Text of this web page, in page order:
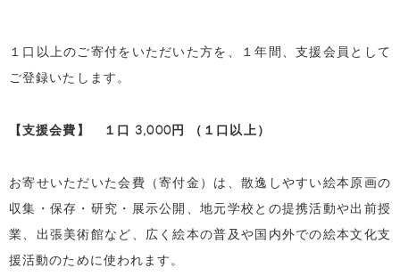
１口以上のご寄付をいただいた方を、１年間、支援会員として
ご登録いたします。
【支援会費】 １口 3,000円 （１口以上）
お寄せいただいた会費（寄付金）は、散逸しやすい絵本原画の
収集・保存・研究・展示公開、地元学校との提携活動や出前授
業、出張美術館など、広く絵本の普及や国内外での絵本文化支
援活動のために使われます。